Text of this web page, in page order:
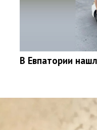
В Евпатории